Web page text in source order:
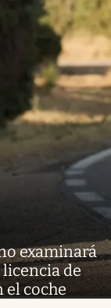
examinará
de
el coche